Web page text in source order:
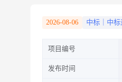
2026-08-06 中标｜中标
项目编号
发布时间